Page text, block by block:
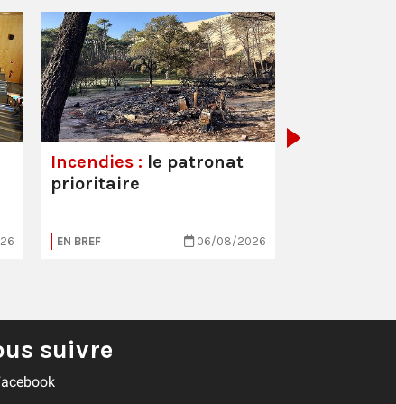
Incendies : le patronat
prioritaire
EN BREF 06/08/2026
suivre